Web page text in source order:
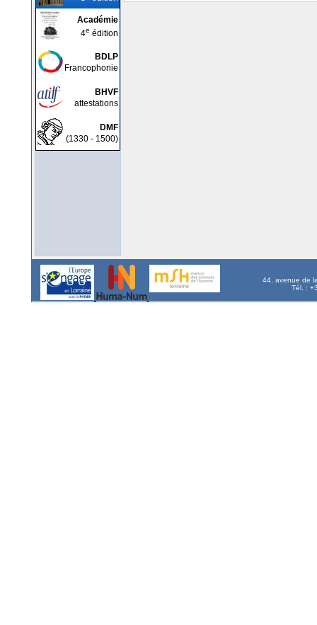
Académie
4e édition
BDLP
Francophonie
BHVF
attestations
DMF
(1330 - 1500)
44, avenue de
Tél. :